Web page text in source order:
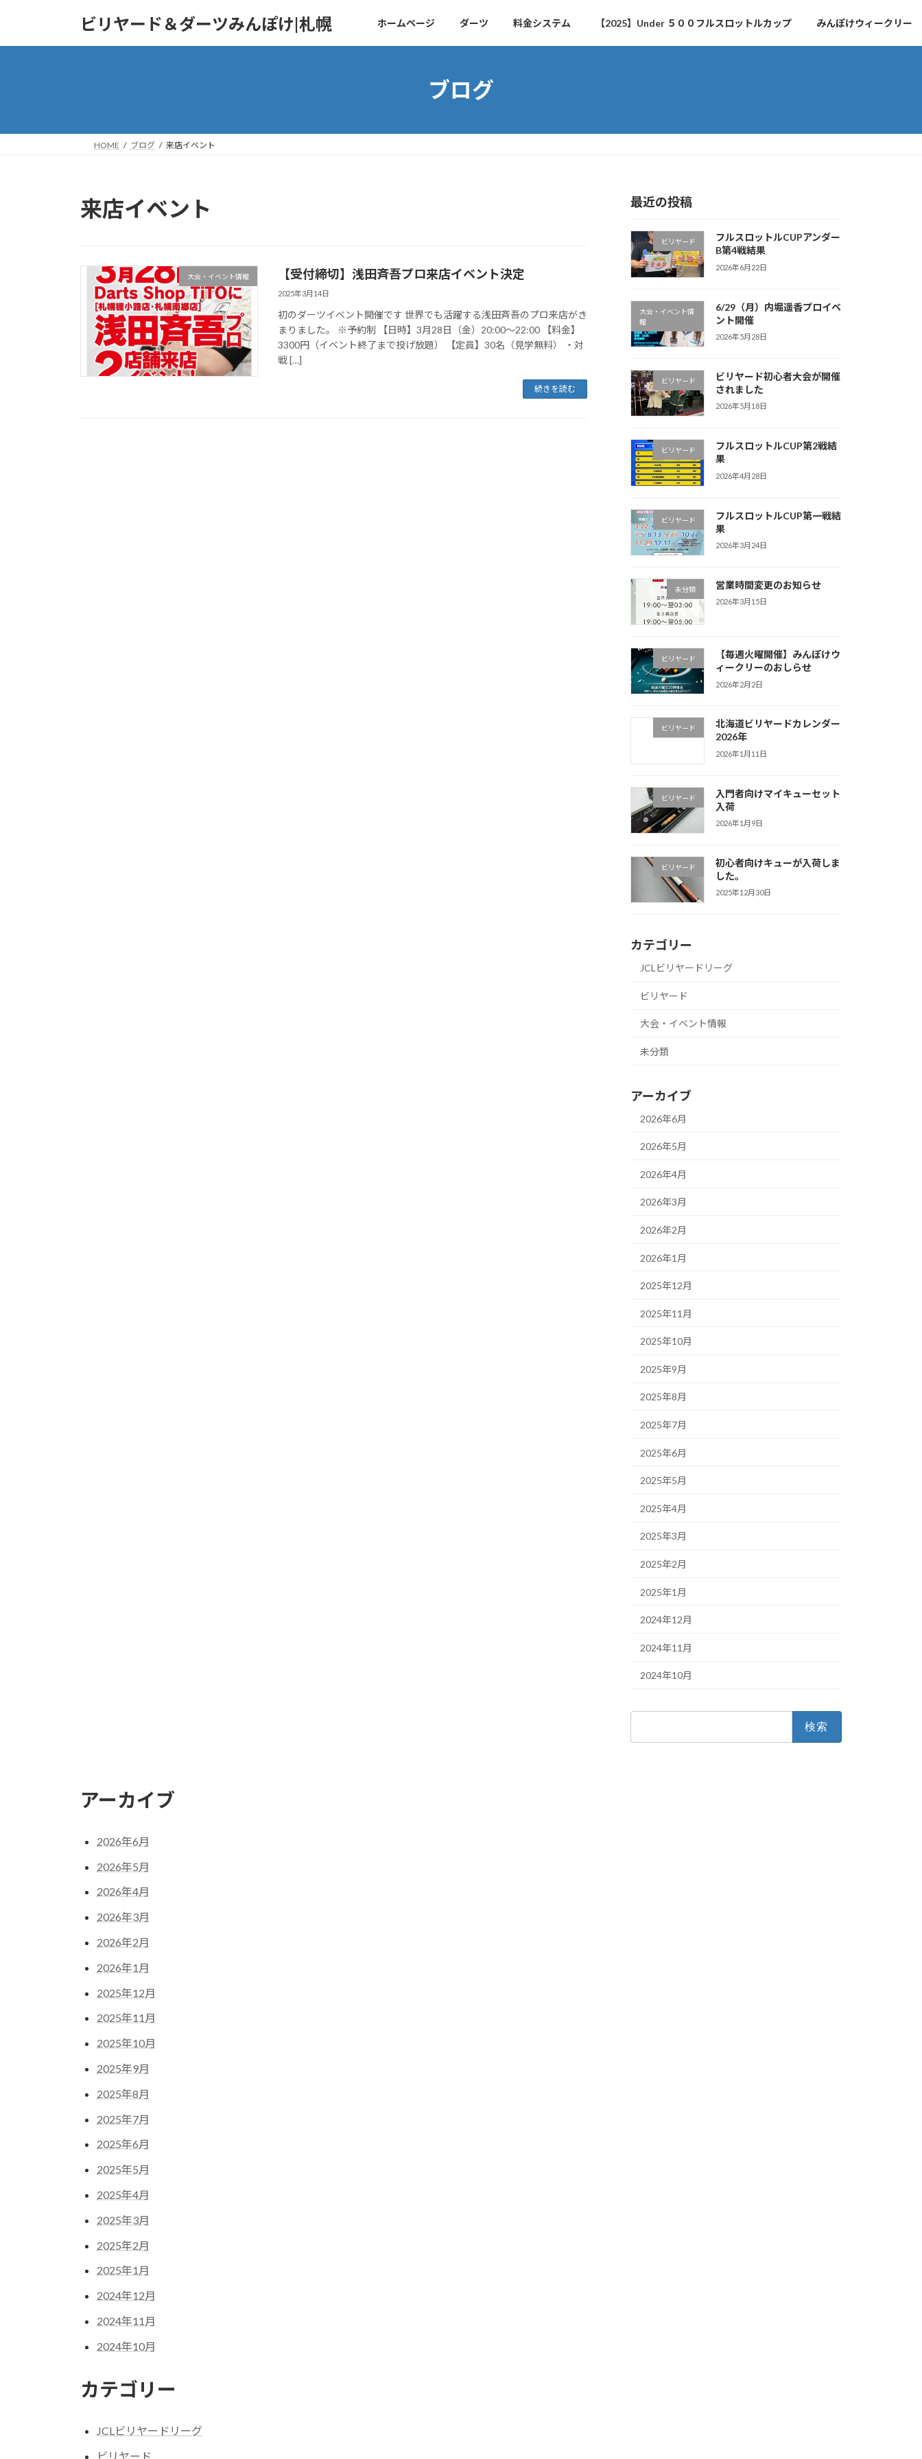
ビリヤード＆ダーツみんぽけ|札幌 ホームページ ダーツ 料金システム 【2025】Under ５００フルスロットルカップ みんぽけウィークリー
ブログ
HOME ブログ 来店イベント
来店イベント
大会・イベント情報 【受付締切】浅田斉吾プロ来店イベント決定
2025年3月14日
初のダーツイベント開催です 世界でも活躍する浅田斉吾のプロ来店がき
まりました。 ※予約制 【日時】3月28日（金）20:00〜22:00 【料金】
3300円（イベント終了まで投げ放題） 【定員】30名（見学無料） ・対
戦 […]
続きを読む
最近の投稿
ビリヤード
フルスロットルCUPアンダー
B第4戦結果
2026年6月22日
大会・イベント情
報
6/29（月）内堀遥香プロイベ
ント開催
2026年5月28日
ビリヤード
ビリヤード初心者大会が開催
されました
2026年5月18日
ビリヤード
フルスロットルCUP第2戦結
果
2026年4月28日
ビリヤード
フルスロットルCUP第一戦結
果
2026年3月24日
未分類 営業時間変更のお知らせ
2026年3月15日
ビリヤード
【毎週火曜開催】みんぽけウ
ィークリーのおしらせ
2026年2月2日
ビリヤード
北海道ビリヤードカレンダー
2026年
2026年1月11日
ビリヤード
入門者向けマイキューセット
入荷
2026年1月9日
ビリヤード
初心者向けキューが入荷しま
した。
2025年12月30日
カテゴリー
JCLビリヤードリーグ
ビリヤード
大会・イベント情報
未分類
アーカイブ
2026年6月
2026年5月
2026年4月
2026年3月
2026年2月
2026年1月
2025年12月
2025年11月
2025年10月
2025年9月
2025年8月
2025年7月
2025年6月
2025年5月
2025年4月
2025年3月
2025年2月
2025年1月
2024年12月
2024年11月
2024年10月
アーカイブ
2026年6月
2026年5月
2026年4月
2026年3月
2026年2月
2026年1月
2025年12月
2025年11月
2025年10月
2025年9月
2025年8月
2025年7月
2025年6月
2025年5月
2025年4月
2025年3月
2025年2月
2025年1月
2024年12月
2024年11月
2024年10月
カテゴリー
JCLビリヤードリーグ
ビリヤード